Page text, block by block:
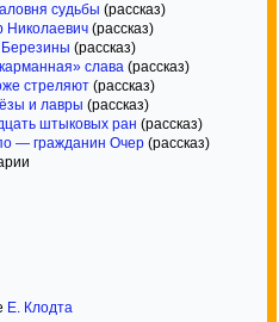
судьбы (рассказ)
Николаевич (рассказ)
Березины (рассказ)
слава (рассказ)
стреляют (рассказ)
и лавры (рассказ)
штыковых ран (рассказ)
— гражданин Очер (рассказ)
Е. Клодта